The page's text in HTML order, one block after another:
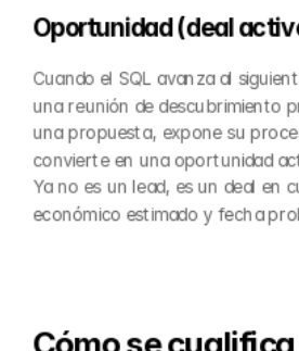
Oportunidad (deal
Cuando el SQL avanza al
una reunión de descubrimiento
una propuesta, expone su
convierte en una oportunidad
Ya no es un lead, es un deal en
económico estimado y fecha